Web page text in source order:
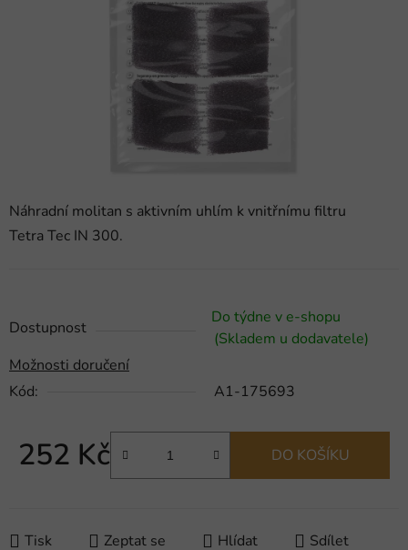
Náhradní molitan s aktivním uhlím k vnitřnímu filtru
Tetra Tec IN 300.
Dostupnost
Do týdne v e-shopu
(Skladem u dodavatele)
Možnosti doručení
Kód:
A1-175693
252 Kč DO KOŠÍKU
Tisk Zeptat se Hlídat Sdílet